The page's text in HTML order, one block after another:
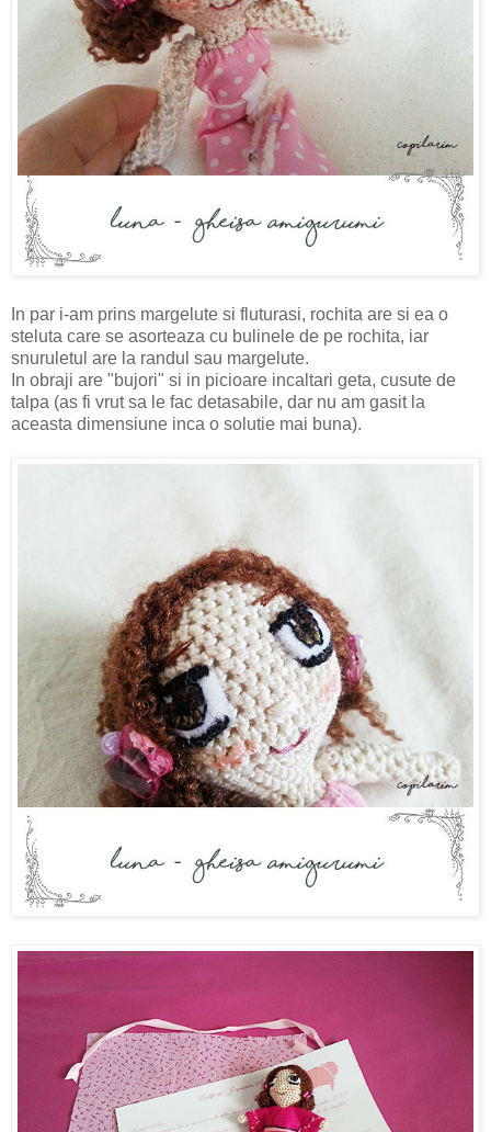
In par i-am prins margelute si fluturasi, rochita are si ea o
steluta care se asorteaza cu bulinele de pe rochita, iar
snuruletul are la randul sau margelute.
In obraji are "bujori" si in picioare incaltari geta, cusute de
talpa (as fi vrut sa le fac detasabile, dar nu am gasit la
aceasta dimensiune inca o solutie mai buna).